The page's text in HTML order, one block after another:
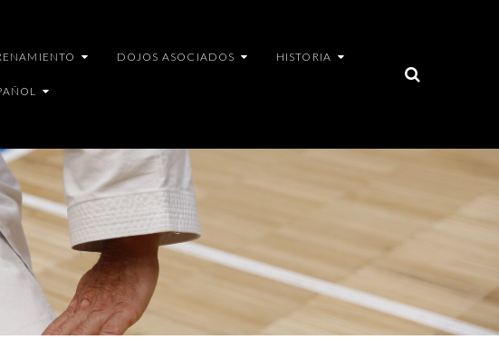
DOJOS ASOCIADOS HISTORIA